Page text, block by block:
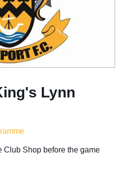
Lynn
Club Shop before the game